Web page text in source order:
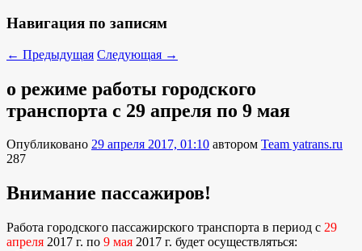
Навигация по записям
← Предыдущая Следующая →
о режиме работы городского
транспорта с 29 апреля по 9 мая
Опубликовано 29 апреля 2017, 01:10 автором Team yatrans.ru
287
Внимание пассажиров!
Работа городского пассажирского транспорта в период с 29
апреля 2017 г. по 9 мая 2017 г. будет осуществляться: